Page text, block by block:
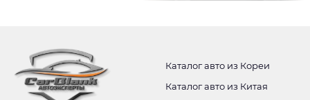
Каталог авто из Кореи
Каталог авто из Китая